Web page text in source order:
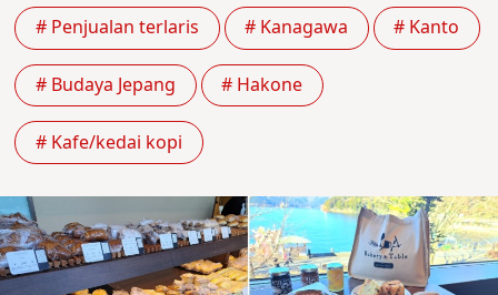
# Penjualan terlaris # Kanagawa # Kanto
# Budaya Jepang # Hakone
# Kafe/kedai kopi